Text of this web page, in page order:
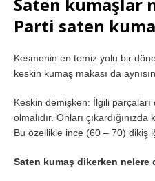
Parti saten
Kesmenin en temiz yolu bir
keskin kumaş makası da
Keskin demişken: İlgili
olmalıdır. Onları
Bu özellikle ince (60 – 70) dikiş
Saten kumaş dikerken nelere